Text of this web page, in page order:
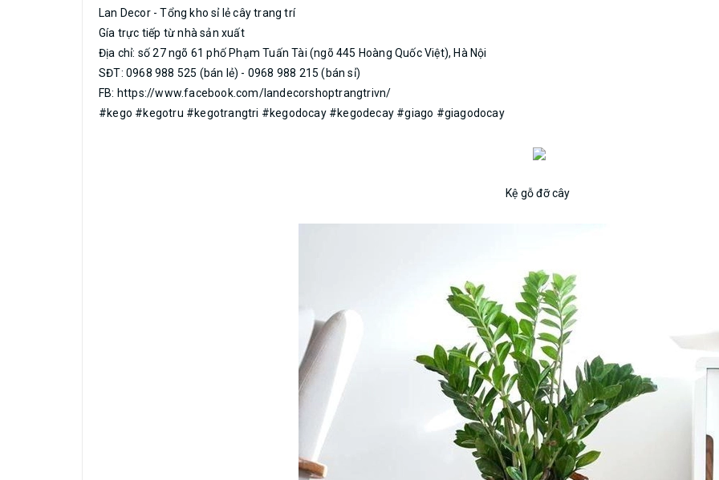
Lan Decor - Tổng kho sỉ lẻ cây trang trí
Gía trực tiếp từ nhà sản xuất
Địa chỉ: số 27 ngõ 61 phố Phạm Tuấn Tài (ngõ 445 Hoàng Quốc Việt), Hà Nội
SĐT: 0968 988 525 (bán lẻ) - 0968 988 215 (bán sỉ)
FB: https://www.facebook.com/landecorshoptrangtrivn/
#kego #kegotru #kegotrangtri #kegodocay #kegodecay #giago #giagodocay
Kệ gỗ đỡ cây